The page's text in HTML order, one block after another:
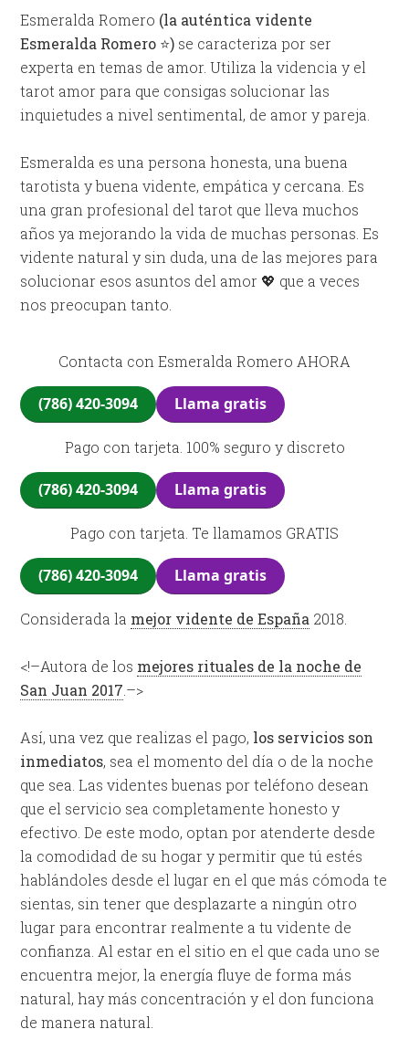
Esmeralda Romero (la auténtica vidente
Esmeralda Romero ⭐) se caracteriza por ser
experta en temas de amor. Utiliza la videncia y el
tarot amor para que consigas solucionar las
inquietudes a nivel sentimental, de amor y pareja.
Esmeralda es una persona honesta, una buena
tarotista y buena vidente, empática y cercana. Es
una gran profesional del tarot que lleva muchos
años ya mejorando la vida de muchas personas. Es
vidente natural y sin duda, una de las mejores para
solucionar esos asuntos del amor 💖 que a veces
nos preocupan tanto.
Contacta con Esmeralda Romero AHORA
(786) 420-3094 Llama gratis
Pago con tarjeta. 100% seguro y discreto
(786) 420-3094 Llama gratis
Pago con tarjeta. Te llamamos GRATIS
(786) 420-3094 Llama gratis
Considerada la mejor vidente de España 2018.
<!–Autora de los mejores rituales de la noche de
San Juan 2017 .–>
Así, una vez que realizas el pago, los servicios son
inmediatos, sea el momento del día o de la noche
que sea. Las videntes buenas por teléfono desean
que el servicio sea completamente honesto y
efectivo. De este modo, optan por atenderte desde
la comodidad de su hogar y permitir que tú estés
hablándoles desde el lugar en el que más cómoda te
sientas, sin tener que desplazarte a ningún otro
lugar para encontrar realmente a tu vidente de
confianza. Al estar en el sitio en el que cada uno se
encuentra mejor, la energía fluye de forma más
natural, hay más concentración y el don funciona
de manera natural.